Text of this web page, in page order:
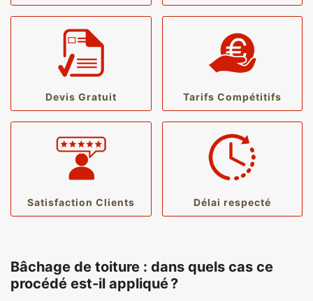
Devis Gratuit Tarifs Compétitifs
Satisfaction Clients Délai respecté
Bâchage de toiture : dans quels cas ce
procédé est-il appliqué ?